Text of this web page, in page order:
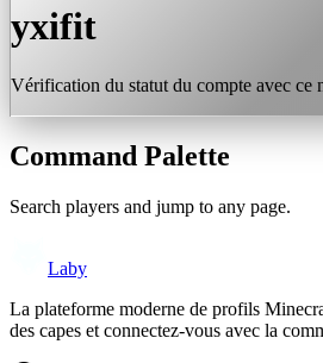
yxifit
Vérification du statut du compte avec ce
Command Palette
Search players and jump to any page.
Laby
La plateforme moderne de profils
des capes et connectez-vous avec la